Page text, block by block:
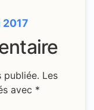
publiée. Les
avec *